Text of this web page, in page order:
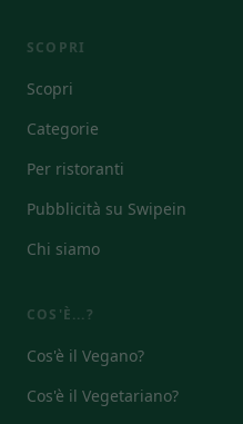
SCOPRI
Scopri
Categorie
Per ristoranti
Pubblicità su Swipein
Chi siamo
COS'È...?
Cos'è il Vegano?
Cos'è il Vegetariano?